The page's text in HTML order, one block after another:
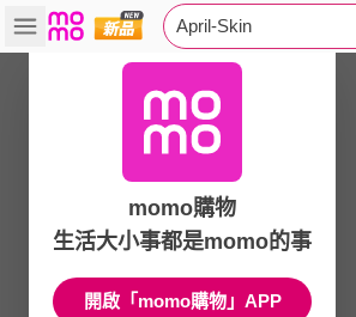
April-Skin
momo購物
生活大小事都是momo的事
開啟「momo購物」APP